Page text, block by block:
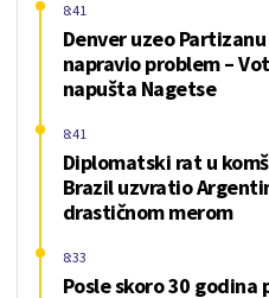
Denver uzeo
napravio problem –
napušta Nagetse
8:41
Diplomatski rat u
Brazil uzvratio
drastičnom merom
8:41
Posle skoro 30 godina
8:33